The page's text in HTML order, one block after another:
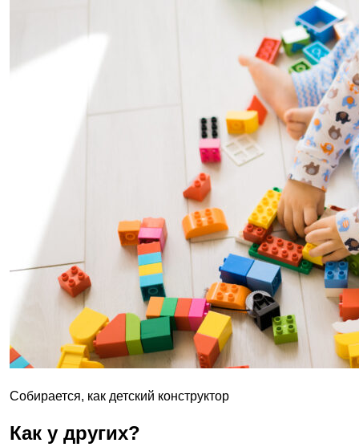
Собирается, как детский конструктор
Как у других?